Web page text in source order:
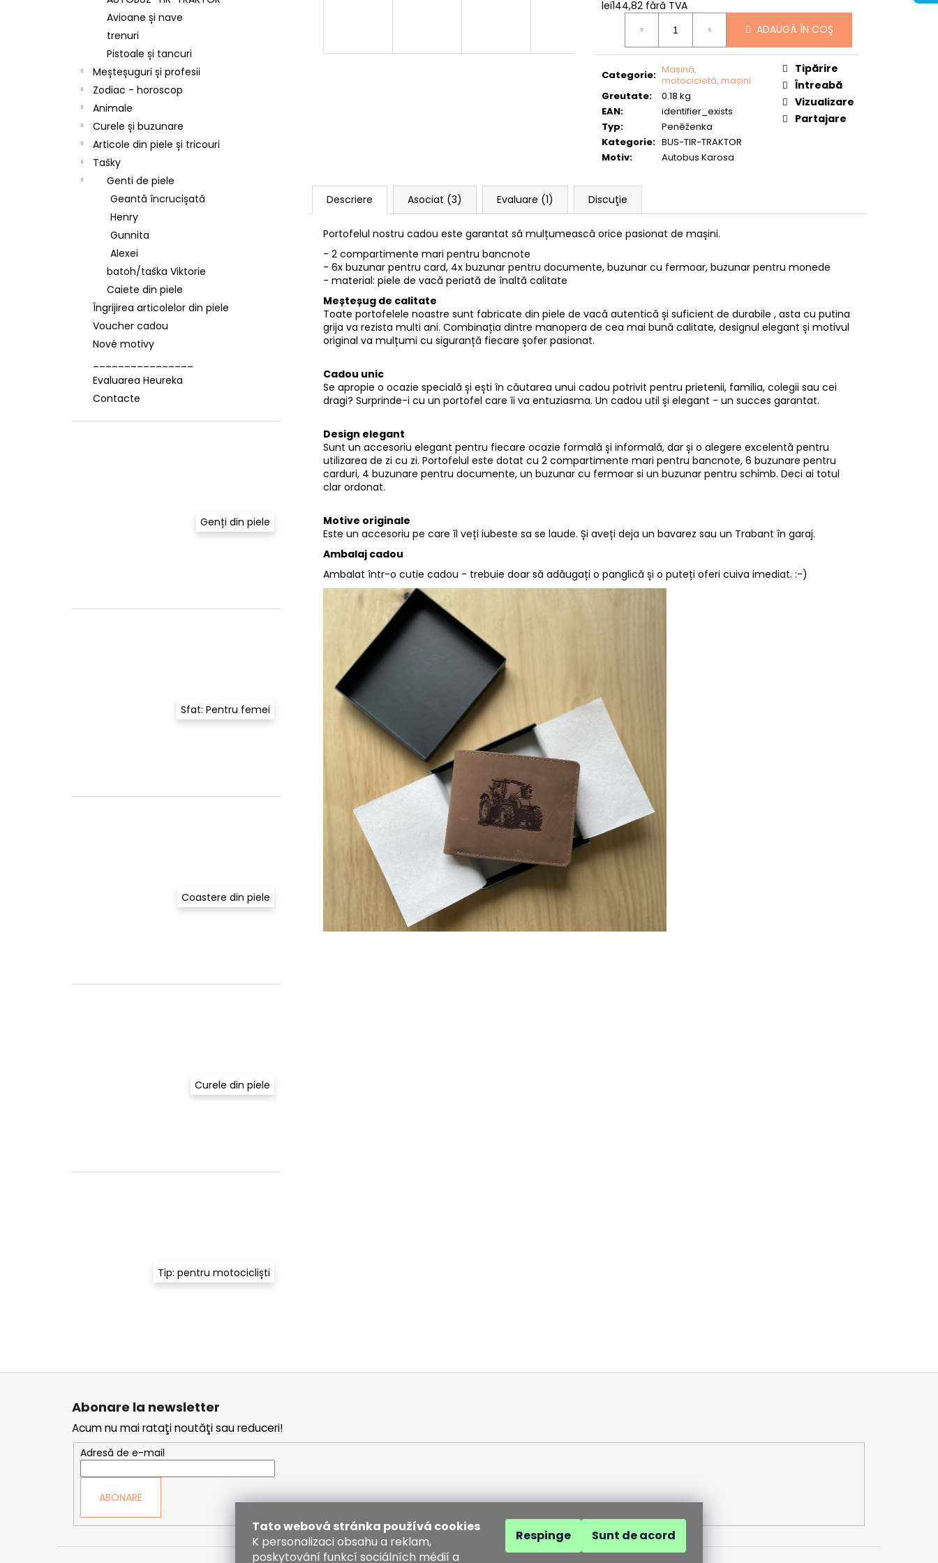
Tato webová stránka používá cookies
K personalizaci obsahu a reklam,
poskytování funkcí sociálních médií a
Respinge Sunt de acord
Avioane și nave
trenuri
Pistoale și tancuri
Meșteșuguri și profesii
Zodiac - horoscop
Animale
Curele și buzunare
Articole din piele și tricouri
Tašky
Genti de piele
Geantă încrucișată
Henry
Gunnita
Alexei
batoh/taška Viktorie
Caiete din piele
Îngrijirea articolelor din piele
Voucher cadou
Nové motivy
Evaluarea Heureka
Contacte
Genți din piele
Sfat: Pentru femei
Coastere din piele
Curele din piele
Tip: pentru motocicliști
lei144,82 fără TVA
Evaluare
ADAUGĂ ÎN COŞ
Categorie: Mașină,
motocicletă, mașini
Greutate:
0.18 kg
EAN:
identifier_exists
Typ:
Peněženka
Kategorie: BUS-TIR-TRAKTOR
Motiv: Autobus Karosa
Tipărire
Întreabă
Vizualizare
Partajare
Descriere Asociat (3) Evaluare (1) Discuţie
Portofelul nostru cadou este garantat să mulțumească orice pasionat de mașini.
- 2 compartimente mari pentru bancnote
- 6x buzunar pentru card, 4x buzunar pentru documente, buzunar cu fermoar, buzunar pentru monede
- material: piele de vacă periată de înaltă calitate
Meșteșug de calitate
Toate portofelele noastre sunt fabricate din piele de vacă autentică și suficient de durabile , asta cu putina
grija va rezista multi ani. Combinația dintre manopera de cea mai bună calitate, designul elegant și motivul
original va mulțumi cu siguranță fiecare șofer pasionat.
Cadou unic
Se apropie o ocazie specială și ești în căutarea unui cadou potrivit pentru prietenii, familia, colegii sau cei
dragi? Surprinde-i cu un portofel care îi va entuziasma. Un cadou util și elegant - un succes garantat.
Design elegant
Sunt un accesoriu elegant pentru fiecare ocazie formală și informală, dar și o alegere excelentă pentru
utilizarea de zi cu zi. Portofelul este dotat cu 2 compartimente mari pentru bancnote, 6 buzunare pentru
carduri, 4 buzunare pentru documente, un buzunar cu fermoar si un buzunar pentru schimb. Deci ai totul
clar ordonat.
Motive originale
Este un accesoriu pe care îl veți iubeste sa se laude. Și aveți deja un bavarez sau un Trabant în garaj.
Ambalaj cadou
Ambalat într-o cutie cadou - trebuie doar să adăugați o panglică și o puteți oferi cuiva imediat. :-)
Abonare la newsletter
Acum nu mai rataţi noutăţi sau reduceri!
Adresă de e-mail
ABONARE